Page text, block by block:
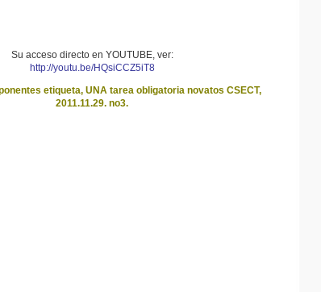
Su acceso directo en YOUTUBE, ver:
http://youtu.be/HQsiCCZ5iT8
etiqueta, UNA tarea obligatoria novatos CSECT,
2011.11.29. no3.